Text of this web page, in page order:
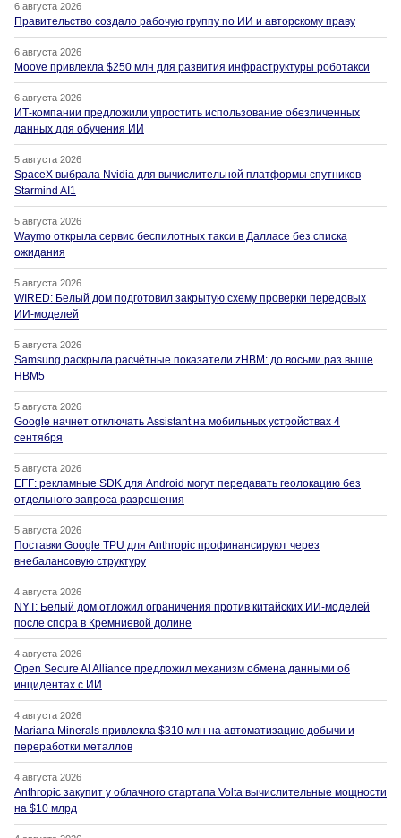
6 августа 2026
Правительство создало рабочую группу по ИИ и авторскому праву
6 августа 2026
Moove привлекла $250 млн для развития инфраструктуры роботакси
6 августа 2026
ИТ-компании предложили упростить использование обезличенных
данных для обучения ИИ
5 августа 2026
SpaceX выбрала Nvidia для вычислительной платформы спутников
Starmind AI1
5 августа 2026
Waymo открыла сервис беспилотных такси в Далласе без списка
ожидания
5 августа 2026
WIRED: Белый дом подготовил закрытую схему проверки передовых
ИИ-моделей
5 августа 2026
Samsung раскрыла расчётные показатели zHBM: до восьми раз выше
HBM5
5 августа 2026
Google начнет отключать Assistant на мобильных устройствах 4
сентября
5 августа 2026
EFF: рекламные SDK для Android могут передавать геолокацию без
отдельного запроса разрешения
5 августа 2026
Поставки Google TPU для Anthropic профинансируют через
внебалансовую структуру
4 августа 2026
NYT: Белый дом отложил ограничения против китайских ИИ-моделей
после спора в Кремниевой долине
4 августа 2026
Open Secure AI Alliance предложил механизм обмена данными об
инцидентах с ИИ
4 августа 2026
Mariana Minerals привлекла $310 млн на автоматизацию добычи и
переработки металлов
4 августа 2026
Anthropic закупит у облачного стартапа Volta вычислительные мощности
на $10 млрд